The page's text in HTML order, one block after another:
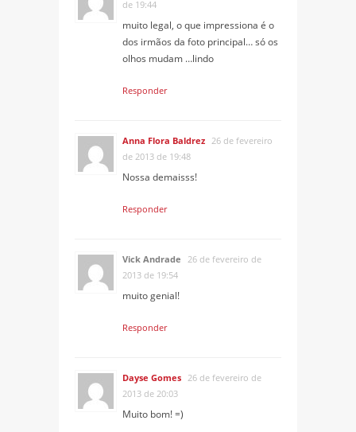
de 19:44
muito legal, o que impressiona é o
dos irmãos da foto principal… só os
olhos mudam …lindo
Responder
Anna Flora Baldrez 26 de fevereiro
de 2013 de 19:48
Nossa demaisss!
Responder
Vick Andrade 26 de fevereiro de
2013 de 19:54
muito genial!
Responder
Dayse Gomes 26 de fevereiro de
2013 de 20:03
Muito bom! =)